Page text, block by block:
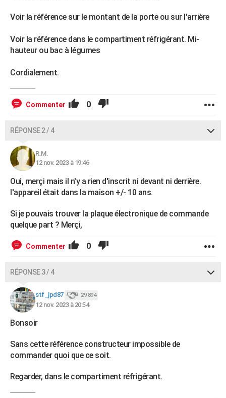
Voir la référence sur le montant de la porte ou sur l'arrière
Voir la référence dans le compartiment réfrigérant. Mi-
hauteur ou bac à légumes
Cordialement.
Commenter 0
RÉPONSE 2 / 4
R.M.
12 nov. 2023 à 19:46
Oui, merçi mais il n'y a rien d'inscrit ni devant ni derrière.
l'appareil était dans la maison +/- 10 ans.
Si je pouvais trouver la plaque électronique de commande
quelque part ? Merçi,
Commenter 0
RÉPONSE 3 / 4
stf_jpd87 29 894
12 nov. 2023 à 20:54
Bonsoir
Sans cette référence constructeur impossible de
commander quoi que ce soit.
Regarder, dans le compartiment réfrigérant.